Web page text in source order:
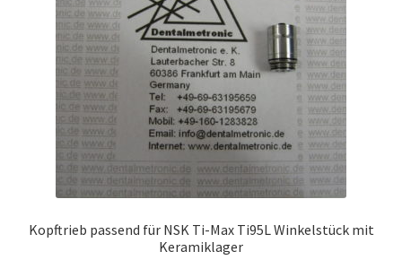
Kopftrieb passend für NSK Ti-Max Ti95L Winkelstück mit
Keramiklager